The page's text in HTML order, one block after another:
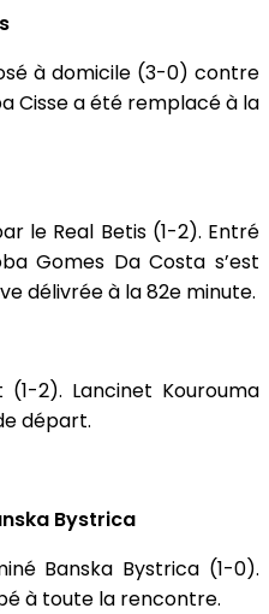
à domicile (3-0) contre
Cisse a été remplacé à la
le Real Betis (1-2). Entré
Gomes Da Costa s’est
délivrée à la 82e minute.
2). Lancinet Kourouma
départ.
Bystrica
Banska Bystrica (1-0).
à toute la rencontre.